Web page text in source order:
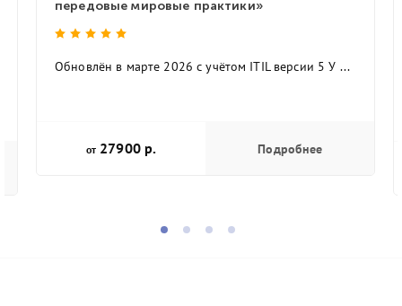
передовые мировые практики»
Обновлён в марте 2026 с учётом ITIL версии 5 У ...
от 27900 р. Подробнее